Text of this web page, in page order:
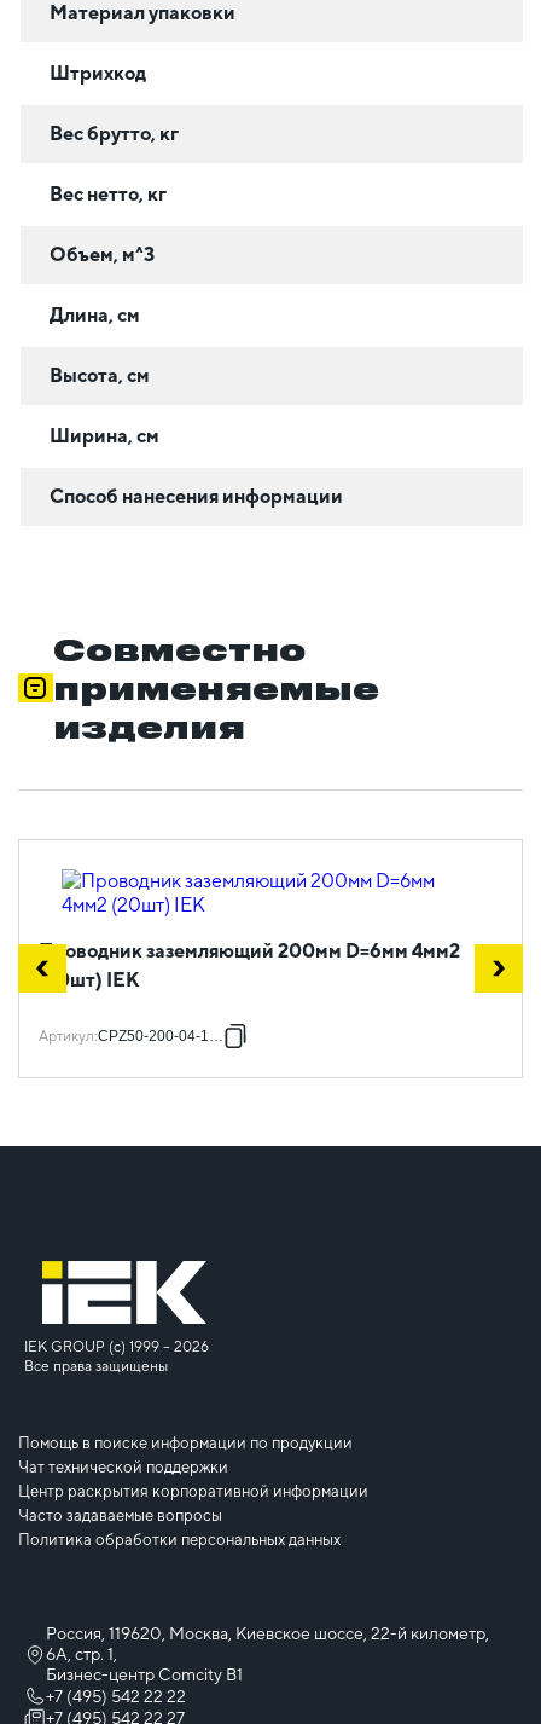
Материал упаковки
Штрихкод
Вес брутто, кг
Вес нетто, кг
Объем, м^3
Длина, см
Высота, см
Ширина, см
Способ нанесения информации
Совместно
применяемые
изделия
Проводник заземляющий 200мм D=6мм 4мм2
(20шт) IEK
Артикул:CPZ50-200-04-1-06
IEK GROUP (c) 1999 – 2026
Все права защищены
Помощь в поиске информации по продукции
Чат технической поддержки
Центр раскрытия корпоративной информации
Часто задаваемые вопросы
Политика обработки персональных данных
Россия, 119620, Москва, Киевское шоссе, 22-й километр,
6А, стр. 1,
Бизнес-центр Comcity B1
+7 (495) 542 22 22
+7 (495) 542 22 27